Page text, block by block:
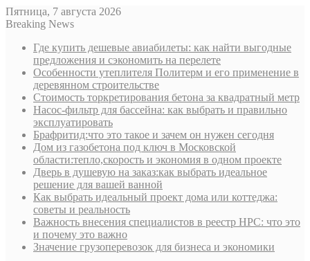
Пятница, 7 августа 2026
Breaking News
Где купить дешевые авиабилеты: как найти выгодные
предложения и сэкономить на перелете
Особенности утеплителя Политерм и его применение в
деревянном строительстве
Стоимость торкретирования бетона за квадратный метр
Насос-фильтр для бассейна: как выбрать и правильно
эксплуатировать
Брафритид:что это такое и зачем он нужен сегодня
Дом из газобетона под ключ в Московской
области:тепло,скорость и экономия в одном проекте
Дверь в душевую на заказ:как выбрать идеальное
решение для вашей ванной
Как выбрать идеальный проект дома или коттеджа:
советы и реальность
Важность внесения специалистов в реестр НРС: что это
и почему это важно
Значение грузоперевозок для бизнеса и экономики